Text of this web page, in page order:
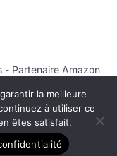
Partenaire Amazon
la meilleure
à utiliser ce
êtes satisfait.